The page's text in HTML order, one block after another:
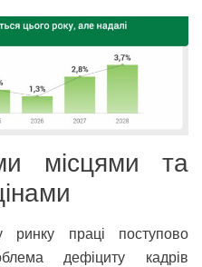
місцями та
ринку праці поступово
дефіциту кадрів